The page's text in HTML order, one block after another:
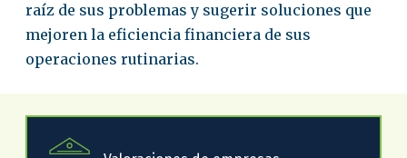
raíz de sus problemas y sugerir soluciones que
mejoren la eficiencia financiera de sus
operaciones rutinarias.